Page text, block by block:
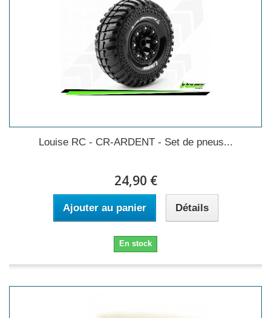
Louise RC - CR-ARDENT - Set de pneus...
24,90 €
Ajouter au panier Détails
En stock